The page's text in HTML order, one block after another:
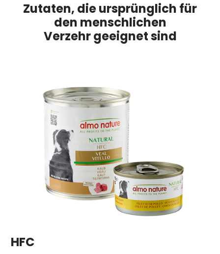
Zutaten, die ursprünglich für
den menschlichen
Verzehr geeignet sind
HFC